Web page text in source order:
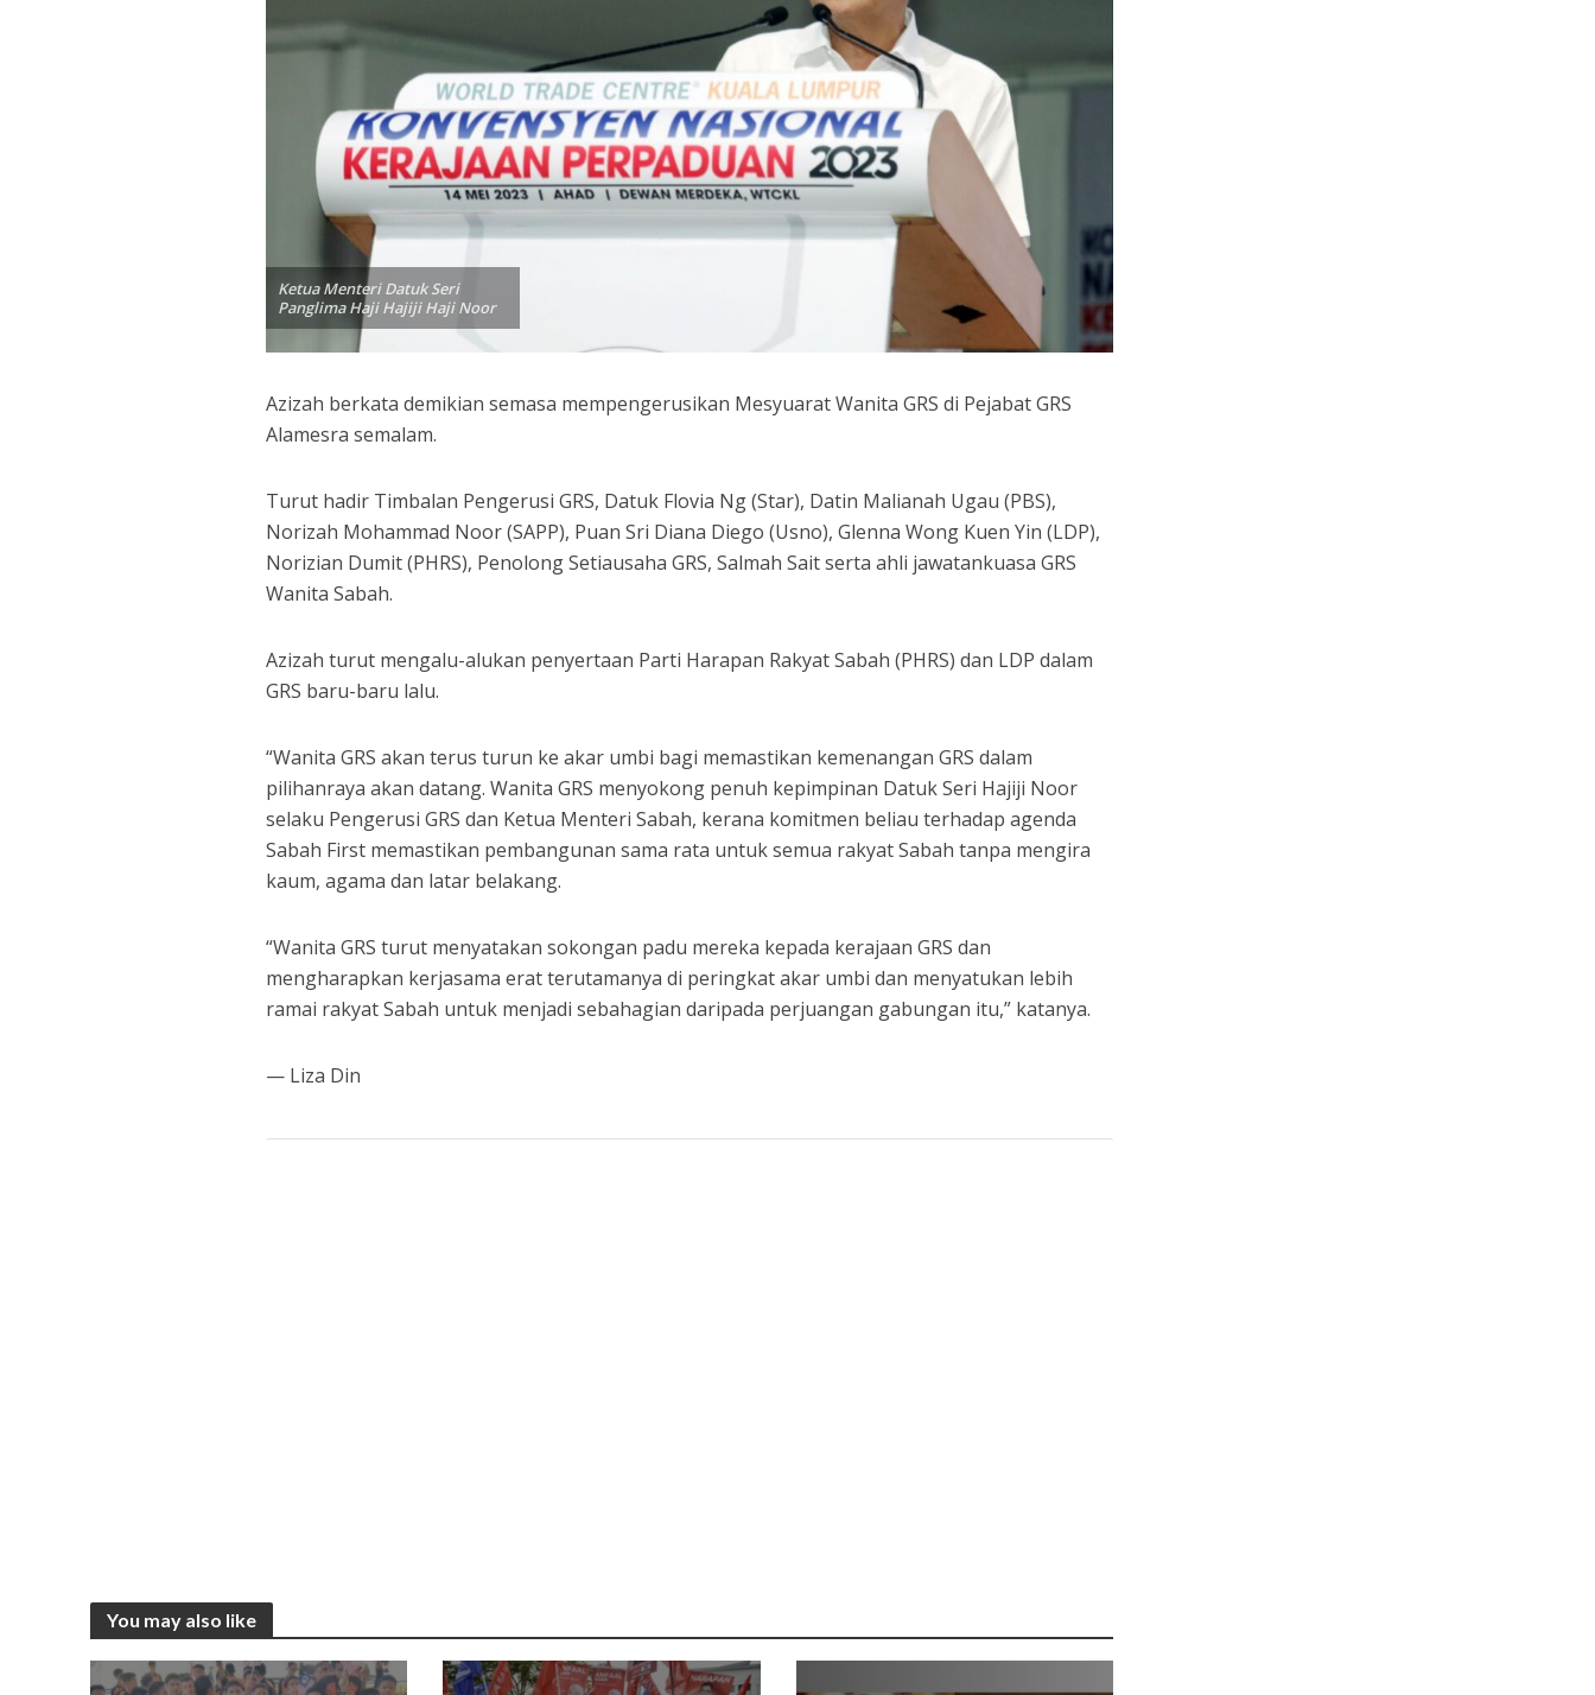
Ketua Menteri Datuk Seri
Panglima Haji Hajiji Haji Noor
Azizah berkata demikian semasa mempengerusikan Mesyuarat Wanita GRS di Pejabat GRS
Alamesra semalam.
Turut hadir Timbalan Pengerusi GRS, Datuk Flovia Ng (Star), Datin Malianah Ugau (PBS),
Norizah Mohammad Noor (SAPP), Puan Sri Diana Diego (Usno), Glenna Wong Kuen Yin (LDP),
Norizian Dumit (PHRS), Penolong Setiausaha GRS, Salmah Sait serta ahli jawatankuasa GRS
Wanita Sabah.
Azizah turut mengalu-alukan penyertaan Parti Harapan Rakyat Sabah (PHRS) dan LDP dalam
GRS baru-baru lalu.
“Wanita GRS akan terus turun ke akar umbi bagi memastikan kemenangan GRS dalam
pilihanraya akan datang. Wanita GRS menyokong penuh kepimpinan Datuk Seri Hajiji Noor
selaku Pengerusi GRS dan Ketua Menteri Sabah, kerana komitmen beliau terhadap agenda
Sabah First memastikan pembangunan sama rata untuk semua rakyat Sabah tanpa mengira
kaum, agama dan latar belakang.
“Wanita GRS turut menyatakan sokongan padu mereka kepada kerajaan GRS dan
mengharapkan kerjasama erat terutamanya di peringkat akar umbi dan menyatukan lebih
ramai rakyat Sabah untuk menjadi sebahagian daripada perjuangan gabungan itu,” katanya.
— Liza Din
You may also like